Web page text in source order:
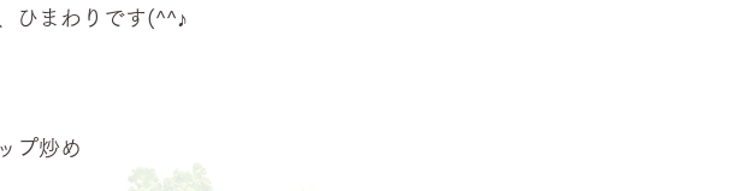
ひまわりです(^^♪
プ炒め